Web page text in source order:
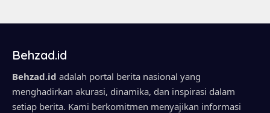
Behzad.id
Behzad.id adalah portal berita nasional yang
menghadirkan akurasi, dinamika, dan inspirasi dalam
setiap berita. Kami berkomitmen menyajikan informasi